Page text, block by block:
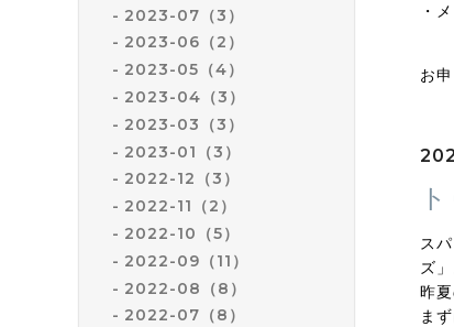
2023-07（3）
2023-06（2）
2023-05（4）
2023-04（3）
2023-03（3）
2023-01（3）
2022-12（3）
2022-11（2）
2022-10（5）
2022-09（11）
2022-08（8）
2022-07（8）
・
お
ス
ズ」
昨
ま